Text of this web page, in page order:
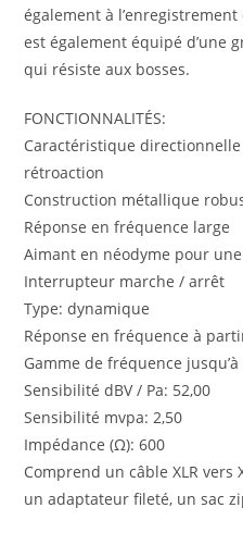
également à
est également équipé d’une
qui résiste aux bosses.
FONCTIONNALITÉS:
Caractéristique
rétroaction
Construction métallique
Réponse en fréquence large
Aimant en néodyme pour
Interrupteur marche / arrêt
Type: dynamique
Réponse en fréquence à
Gamme de fréquence jusqu’à
Sensibilité dBV / Pa: 52,00
Sensibilité mvpa: 2,50
Impédance (Ω): 600
Comprend un câble XLR vers
un adaptateur fileté, un sac